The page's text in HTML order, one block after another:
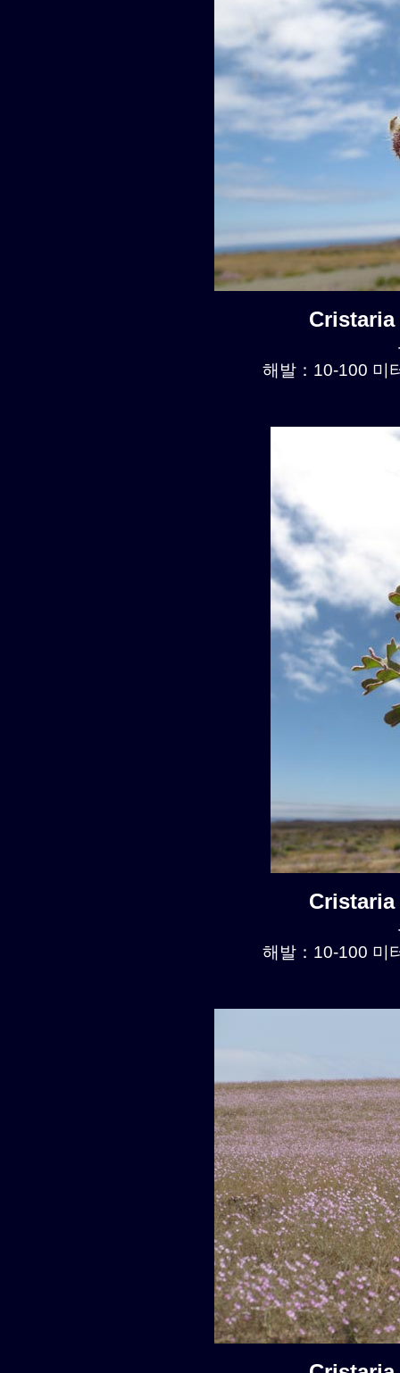
Cristaria
해발：10-100 미
Cristaria
해발：10-100 미